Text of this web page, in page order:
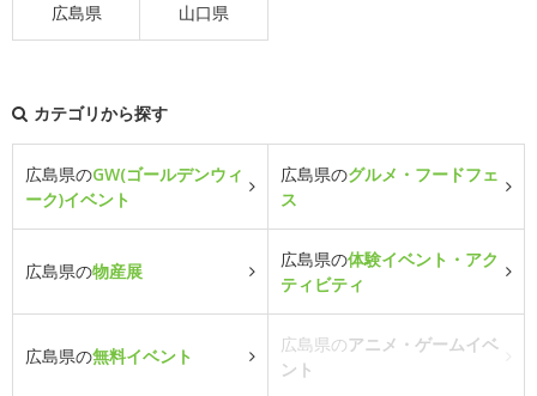
広島県 山口県
カテゴリから探す
広島県のGW(ゴールデンウィ
ーク)イベント
広島県のグルメ・フードフェ
ス
広島県の物産展
広島県の体験イベント・アク
ティビティ
広島県の無料イベント
広島県のアニメ・ゲームイベ
ント